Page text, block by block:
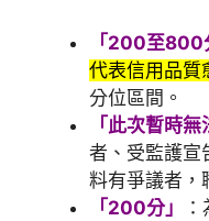
「200至800
代表信用品質
分位區間。
「此次暫時無
者、受監護宣
料有爭議者，
「200分」